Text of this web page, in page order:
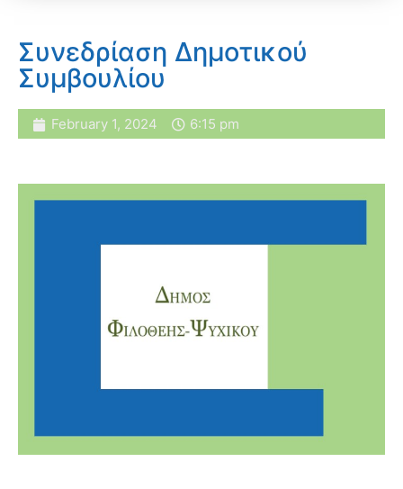
Συνεδρίαση Δημοτικού
Συμβουλίου
February 1, 2024 6:15 pm